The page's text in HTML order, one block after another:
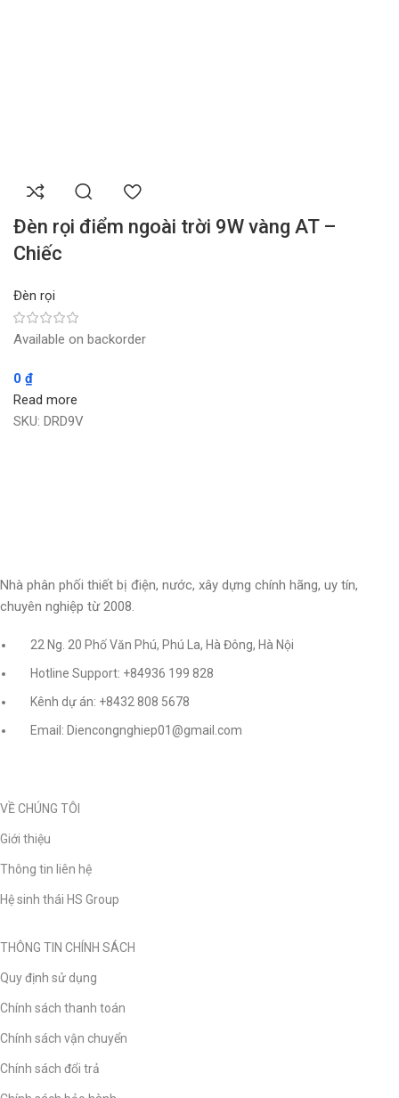
Đèn rọi điểm ngoài trời 9W vàng AT –
Chiếc
Đèn rọi
Available on backorder
0 ₫
Read more
SKU: DRD9V
Nhà phân phối thiết bị điện, nước, xây dựng chính hãng, uy tín,
chuyên nghiệp từ 2008.
22 Ng. 20 Phố Văn Phú, Phú La, Hà Đông, Hà Nội
Hotline Support: +84936 199 828
Kênh dự án: +8432 808 5678
Email: Diencongnghiep01@gmail.com
VỀ CHÚNG TÔI
Giới thiệu
Thông tin liên hệ
Hệ sinh thái HS Group
THÔNG TIN CHÍNH SÁCH
Quy định sử dụng
Chính sách thanh toán
Chính sách vận chuyển
Chính sách đổi trả